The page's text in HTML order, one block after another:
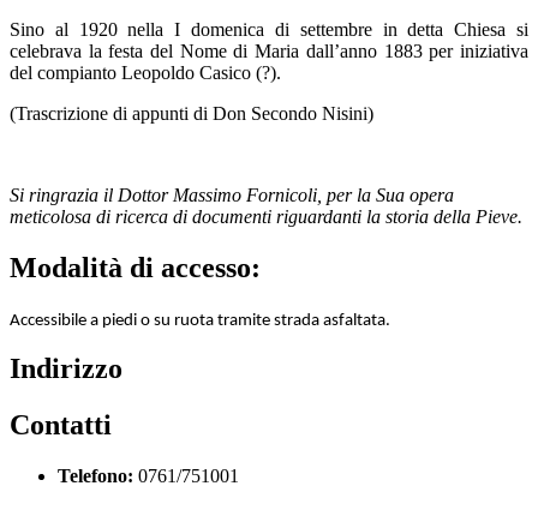
Sino al 1920 nella I domenica di settembre in detta Chiesa si
celebrava la festa del Nome di Maria dall’anno 1883 per iniziativa
del compianto Leopoldo Casico (?).
(Trascrizione di appunti di Don Secondo Nisini)
Si ringrazia il Dottor Massimo Fornicoli, per la Sua opera
meticolosa di ricerca di documenti riguardanti la storia della Pieve.
Modalità di accesso:
Accessibile a piedi o su ruota tramite strada asfaltata.
Indirizzo
Contatti
Telefono: 0761/751001